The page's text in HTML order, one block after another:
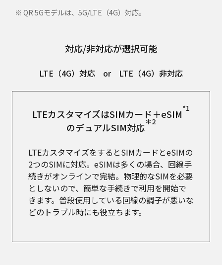
※ QR 5Gモデルは、5G/LTE（4G）対応。
対応/非対応が選択可能
LTE（4G）対応 or LTE（4G）非対応
LTEカスタマイズはSIMカード＋eSIM*1
のデュアルSIM対応＊2
LTEカスタマイズをするとSIMカードとeSIMの
2つのSIMに対応。eSIMは多くの場合、回線手
続きがオンラインで完結。物理的なSIMを必要
としないので、簡単な手続きで利用を開始で
きます。普段使用している回線の調子が悪いな
どのトラブル時にも役立ちます。